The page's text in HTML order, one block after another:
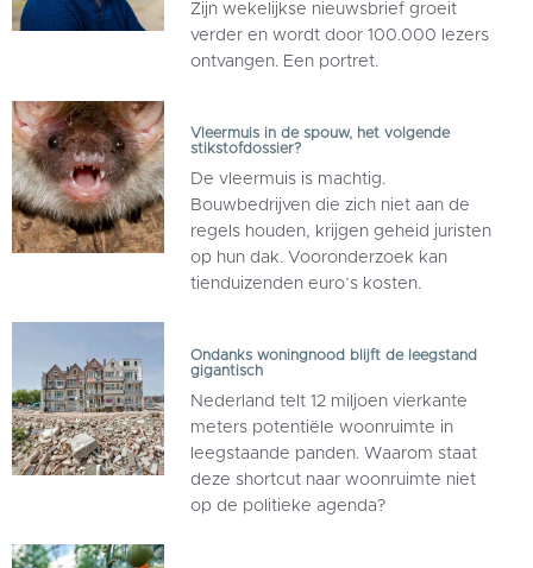
Zijn wekelijkse nieuwsbrief groeit
verder en wordt door 100.000 lezers
ontvangen. Een portret.
Vleermuis in de spouw, het volgende
stikstofdossier?
De vleermuis is machtig.
Bouwbedrijven die zich niet aan de
regels houden, krijgen geheid juristen
op hun dak. Vooronderzoek kan
tienduizenden euro’s kosten.
Ondanks woningnood blijft de leegstand
gigantisch
Nederland telt 12 miljoen vierkante
meters potentiële woonruimte in
leegstaande panden. Waarom staat
deze shortcut naar woonruimte niet
op de politieke agenda?